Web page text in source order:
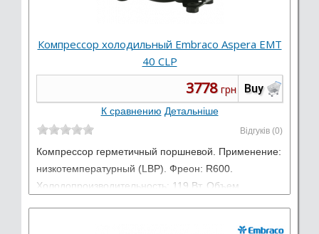
Компрессор холодильный Embraco Aspera EMT
40 CLP
Buy
3778 грн
К сравнению Детальніше
Відгуків (0)
Компрессор герметичный поршневой. Применение:
низкотемпературный (LBP). Фреон: R600.
Холодопроизводительность: 119 Вт. Объем